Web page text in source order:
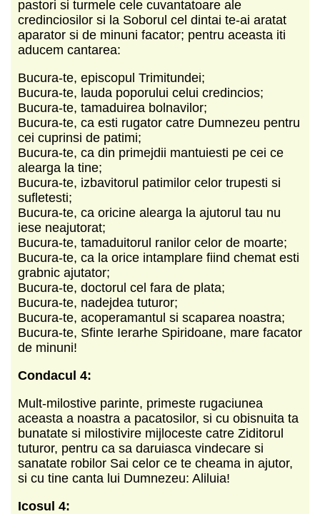
pastori si turmele cele cuvantatoare ale
credinciosilor si la Soborul cel dintai te-ai aratat
aparator si de minuni facator; pentru aceasta iti
aducem cantarea:
Bucura-te, episcopul Trimitundei;
Bucura-te, lauda poporului celui credincios;
Bucura-te, tamaduirea bolnavilor;
Bucura-te, ca esti rugator catre Dumnezeu pentru
cei cuprinsi de patimi;
Bucura-te, ca din primejdii mantuiesti pe cei ce
alearga la tine;
Bucura-te, izbavitorul patimilor celor trupesti si
sufletesti;
Bucura-te, ca oricine alearga la ajutorul tau nu
iese neajutorat;
Bucura-te, tamaduitorul ranilor celor de moarte;
Bucura-te, ca la orice intamplare fiind chemat esti
grabnic ajutator;
Bucura-te, doctorul cel fara de plata;
Bucura-te, nadejdea tuturor;
Bucura-te, acoperamantul si scaparea noastra;
Bucura-te, Sfinte Ierarhe Spiridoane, mare facator
de minuni!
Condacul 4:
Mult-milostive parinte, primeste rugaciunea
aceasta a noastra a pacatosilor, si cu obisnuita ta
bunatate si milostivire mijloceste catre Ziditorul
tuturor, pentru ca sa daruiasca vindecare si
sanatate robilor Sai celor ce te cheama in ajutor,
si cu tine canta lui Dumnezeu: Aliluia!
Icosul 4: